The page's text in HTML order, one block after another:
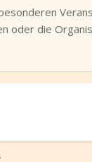
oder die